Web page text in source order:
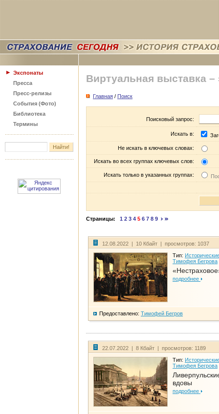
Экспонаты
Пресса
Пресс-релизы
События (Фото)
Библиотека
Термины
Виртуальная выставка –
Главная / Поиск
Поисковый запрос:
Искать в:
Не искать в ключевых словах:
Искать во всех группах ключевых слов:
Искать только в указанных группах:
Страницы: 1 2 3 4 5 6 7 8 9
12.08.2022 | 10 Кбайт | просмотров: 1037
Тип:
Тимофея Бегрова
подробнее
Предоставлено: Тимофей Бегров
22.07.2022 | 8 Кбайт | просмотров: 1189
Тип:
Тимофея Бегрова
вдовы
подробнее